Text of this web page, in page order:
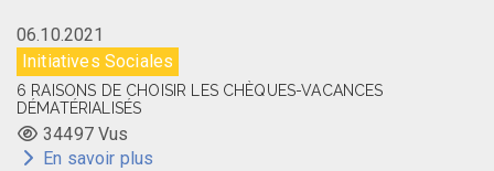
06.10.2021
Initiatives Sociales
6 RAISONS DE CHOISIR LES CHÈQUES-VACANCES
DÉMATÉRIALISÉS
34497 Vus
En savoir plus